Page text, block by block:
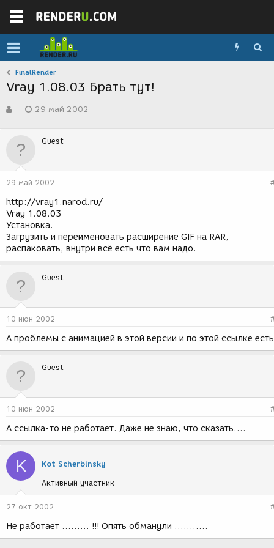
FinalRender
Vray 1.08.03 Брать тут!
в
р
м
-
а
д
н
и
я
29 май 2002
Guest
29 май 2002
http://vray1.narod.ru/
Vray 1.08.03
Установка.
Загрузить и переименовать расширение GIF на RAR,
распаковать, внутри всё есть что вам надо.
Guest
10 июн 2002
А проблемы с анимацией в этой версии и по этой ссылке
Guest
10 июн 2002
А ссылка-то не работает. Даже не знаю, что сказать....
K Kot Scherbinsky
Активный участник
27 окт 2002
Не работает ......... !!! Опять обманули ...........